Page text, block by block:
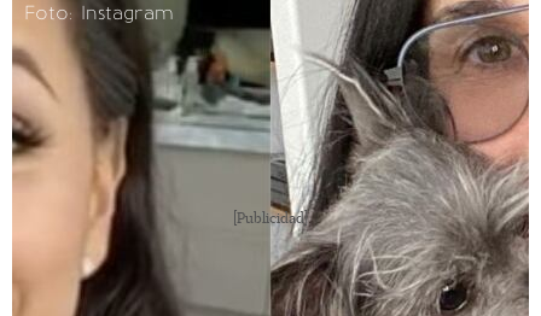
Foto: Instagram
[Publicidad]